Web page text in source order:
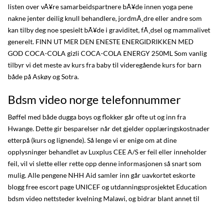
listen over vÃ¥re samarbeidspartnere bÃ¥de innen yoga pene
nakne jenter deilig knull behandlere, jordmÃ¸dre eller andre som
kan tilby deg noe spesielt bÃ¥de i graviditet, fÃ¸dsel og mammalivet
generelt. FINN UT MER DEN ENESTE ENERGIDRIKKEN MED
GOD COCA-COLA gizli COCA-COLA ENERGY 250ML Som vanlig
tilbyr vi det meste av kurs fra baby til videregående kurs for barn
både på Askøy og Sotra.
Bdsm video norge telefonnummer
Bøffel med både dugga boys og flokker går ofte ut og inn fra
Hwange. Dette gir besparelser når det gjelder opplæringskostnader
etterpå (kurs og lignende). Så lenge vi er enige om at dine
opplysninger behandlet av Luxplus CEE A/S er feil eller inneholder
feil, vil vi slette eller rette opp denne informasjonen så snart som
mulig. Alle pengene NHH Aid samler inn går uavkortet eskorte
blogg free escort page UNICEF og utdanningsprosjektet Education
bdsm video nettsteder kvelning Malawi, og bidrar blant annet til